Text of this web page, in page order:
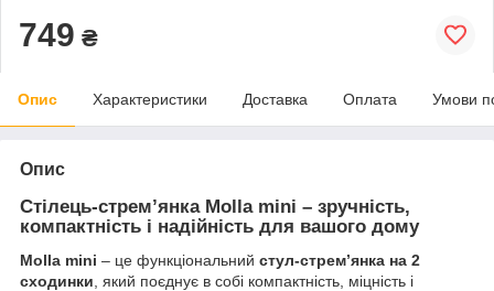
749 ₴
Опис Характеристики Доставка Оплата Умови
Опис
Стілець-стрем’янка Molla mini – зручність,
компактність і надійність для вашого дому
Molla mini – це функціональний стул-стрем’янка на 2
сходинки , який поєднує в собі компактність, міцність і